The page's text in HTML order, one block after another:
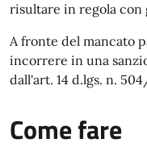
risultare in regola
A fronte del mancato
incorrere in una
dall'art. 14 d.lgs. n.
Come fare